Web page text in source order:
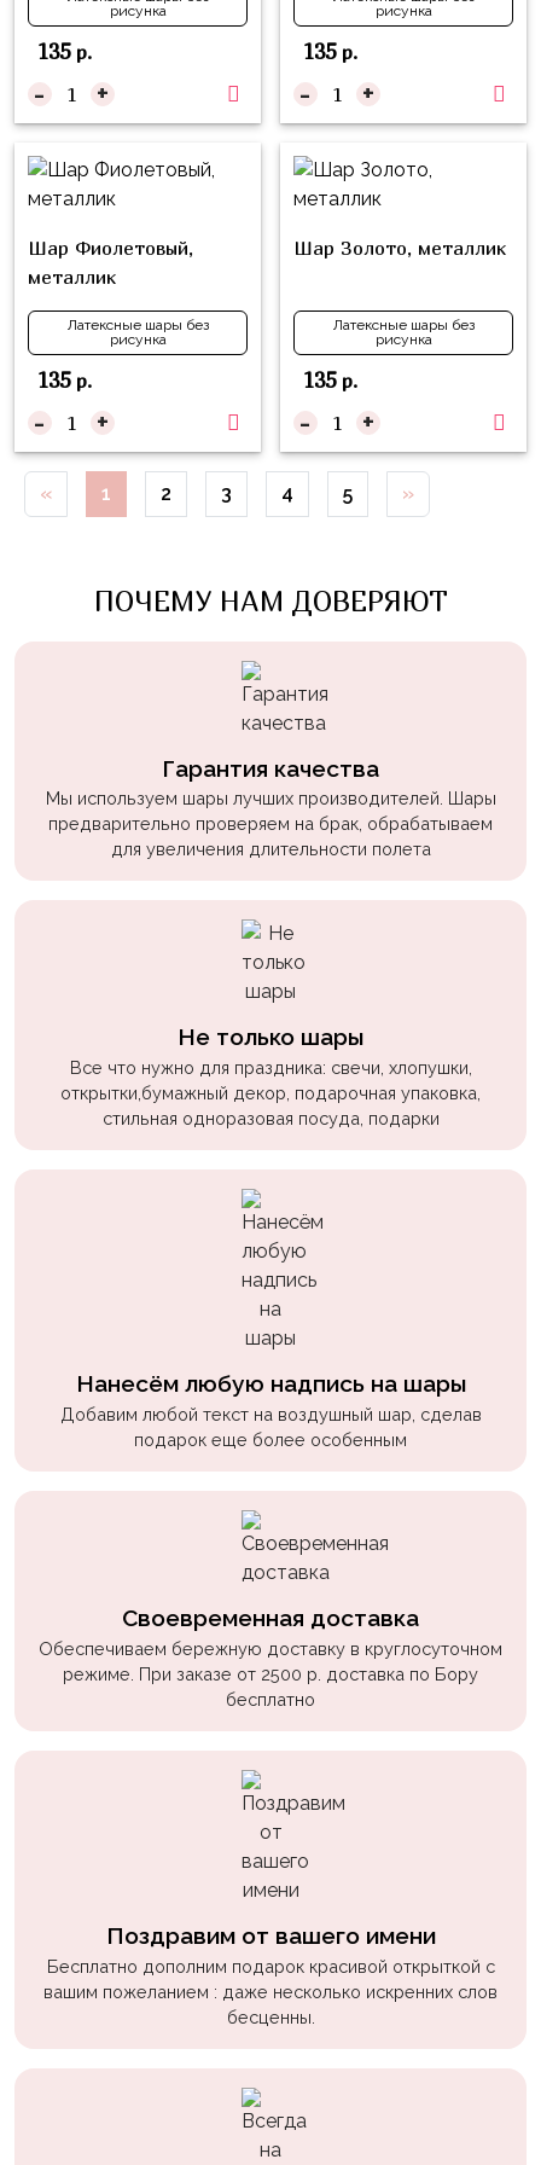
рисунка
135р.
- +
рисунка
135р.
- +
Шар Фиолетовый,
металлик
Латексные шары без
рисунка
135р.
- +
Шар Золото, металлик
Латексные шары без
рисунка
135р.
- +
« 1 2 3 4 5 »
ПОЧЕМУ НАМ ДОВЕРЯЮТ
Гарантия качества
Мы используем шары лучших производителей. Шары
предварительно проверяем на брак, обрабатываем
для увеличения длительности полета
Не только шары
Все что нужно для праздника: свечи, хлопушки,
открытки,бумажный декор, подарочная упаковка,
стильная одноразовая посуда, подарки
Нанесём любую надпись на шары
Добавим любой текст на воздушный шар, сделав
подарок еще более особенным
Своевременная доставка
Обеспечиваем бережную доставку в круглосуточном
режиме. При заказе от 2500 р. доставка по Бору
бесплатно
Поздравим от вашего имени
Бесплатно дополним подарок красивой открыткой с
вашим пожеланием : даже несколько искренних слов
бесценны.
ЛОЛ
Для
Неё
Мишка
Тедди
Транспорт
Техника
Животные
Морская
Тема
Уэнсдэй
для
Геймеров
жучки,
пчелки
Природа
Сладости